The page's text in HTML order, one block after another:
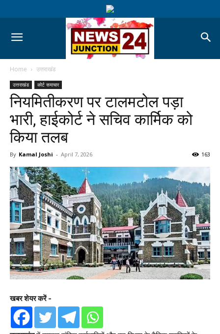
Home उत्तराखंड
उत्तराखंड कोर्ट समाचार
नियमितीकरण पर टालमटोल पड़ा
भारी, हाईकोर्ट ने सचिव कार्मिक को
किया तलब
By Kamal Joshi - April 7, 2026 163
खबर शेयर करें -